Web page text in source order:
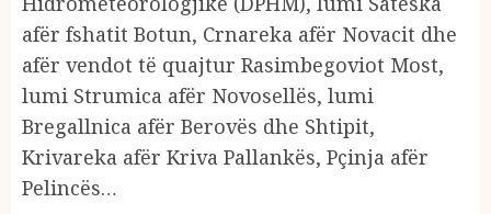
afër fshatit Botun, Crnareka afër Novacit dhe
afër vendot të quajtur Rasimbegoviot Most,
lumi Strumica afër Novosellës, lumi
Bregallnica afër Berovës dhe Shtipit,
Krivareka afër Kriva Pallankës, Pçinja afër
Pelincës…